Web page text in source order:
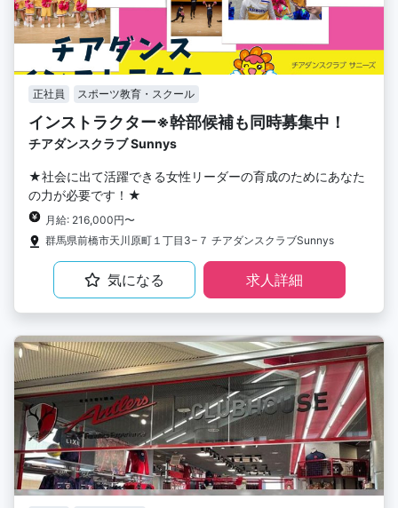
正社員 スポーツ教育・スクール
インストラクター※幹部候補も同時募集中！
チアダンスクラブ Sunnys
★社会に出て活躍できる女性リーダーの育成のためにあなた
の力が必要です！★
月給: 216,000円〜
群馬県前橋市天川原町１丁目3−７ チアダンスクラブSunnys
気になる 求人詳細